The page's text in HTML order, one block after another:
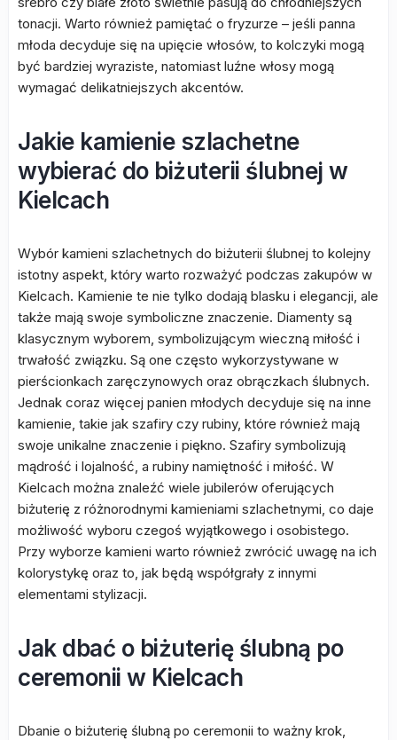
tonacji. Warto również pamiętać o fryzurze – jeśli panna
młoda decyduje się na upięcie włosów, to kolczyki mogą
być bardziej wyraziste, natomiast luźne włosy mogą
wymagać delikatniejszych akcentów.
Jakie kamienie szlachetne
wybierać do biżuterii ślubnej w
Kielcach
Wybór kamieni szlachetnych do biżuterii ślubnej to kolejny
istotny aspekt, który warto rozważyć podczas zakupów w
Kielcach. Kamienie te nie tylko dodają blasku i elegancji, ale
także mają swoje symboliczne znaczenie. Diamenty są
klasycznym wyborem, symbolizującym wieczną miłość i
trwałość związku. Są one często wykorzystywane w
pierścionkach zaręczynowych oraz obrączkach ślubnych.
Jednak coraz więcej panien młodych decyduje się na inne
kamienie, takie jak szafiry czy rubiny, które również mają
swoje unikalne znaczenie i piękno. Szafiry symbolizują
mądrość i lojalność, a rubiny namiętność i miłość. W
Kielcach można znaleźć wiele jubilerów oferujących
biżuterię z różnorodnymi kamieniami szlachetnymi, co daje
możliwość wyboru czegoś wyjątkowego i osobistego.
Przy wyborze kamieni warto również zwrócić uwagę na ich
kolorystykę oraz to, jak będą współgrały z innymi
elementami stylizacji.
Jak dbać o biżuterię ślubną po
ceremonii w Kielcach
Dbanie o biżuterię ślubną po ceremonii to ważny krok,